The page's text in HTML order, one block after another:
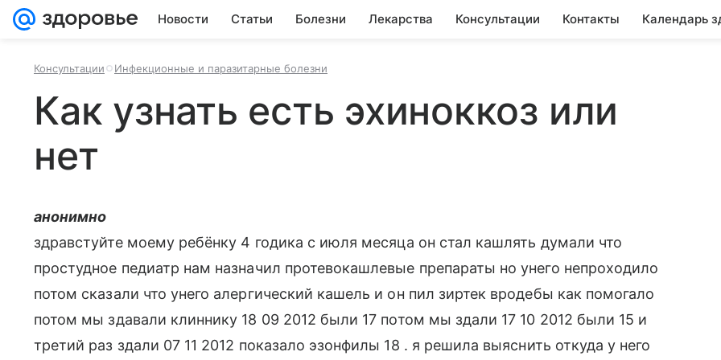
Новости Статьи Болезни Лекарства Консультации Контакты Календарь
Консультации Инфекционные и паразитарные болезни
Как узнать есть эхиноккоз или
нет
анонимно
здравстуйте моему ребёнку 4 годика с июля месяца он стал кашлять думали что
простудное педиатр нам назначил протевокашлевые препараты но унего непроходило
потом сказали что унего алергический кашель и он пил зиртек вродебы как помогало
потом мы здавали клиннику 18 09 2012 были 17 потом мы здали 17 10 2012 были 15 и
третий раз здали 07 11 2012 показало эзонфилы 18 . я решила выяснить откуда у него